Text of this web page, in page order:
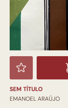
SEM TÍTULO
EMANOEL ARAÚJO